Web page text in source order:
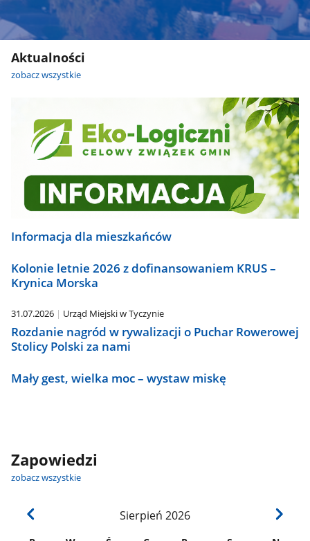
Aktualności
zobacz wszystkie
Informacja dla mieszkańców
Kolonie letnie 2026 z dofinansowaniem KRUS –
Krynica Morska
31.07.2026 Urząd Miejski w Tyczynie
Rozdanie nagród w rywalizacji o Puchar Rowerowej
Stolicy Polski za nami
Mały gest, wielka moc – wystaw miskę
Zapowiedzi
zobacz wszystkie
Sierpień 2026